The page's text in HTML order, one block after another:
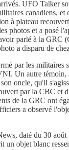
UFO Talker
canadiens, et
à plateau
photos et a posé
parlé à la GRC
a disparu de
par les militaires
Un autre témoin,
oncle, qu'il
par la CBC et
de la GRC ont
a observé
daté du 30 août
un objet blanc